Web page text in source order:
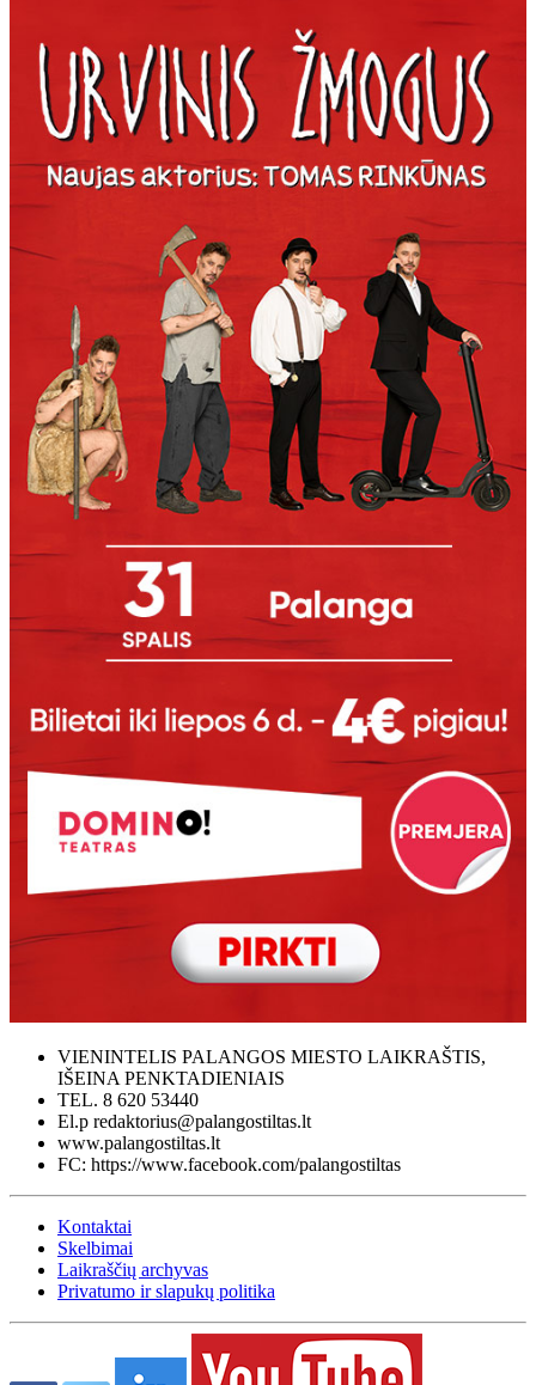
VIENINTELIS PALANGOS MIESTO LAIKRAŠTIS,
IŠEINA PENKTADIENIAIS
TEL. 8 620 53440
El.p redaktorius@palangostiltas.lt
www.palangostiltas.lt
FC: https://www.facebook.com/palangostiltas
Kontaktai
Skelbimai
Laikraščių archyvas
Privatumo ir slapukų politika